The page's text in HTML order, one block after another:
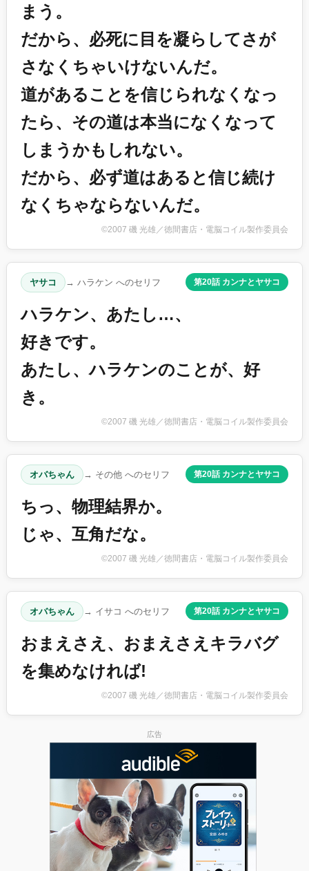
まう。
だから、必死に目を凝らしてさが
さなくちゃいけないんだ。
道があることを信じられなくなっ
たら、その道は本当になくなって
しまうかもしれない。
だから、必ず道はあると信じ続け
なくちゃならないんだ。
©2007 磯 光雄／徳間書店・電脳コイル製作委員会
ヤサコ → ハラケン へのセリフ 第20話 カンナとヤサコ
ハラケン、あたし…、
好きです。
あたし、ハラケンのことが、好
き。
©2007 磯 光雄／徳間書店・電脳コイル製作委員会
オバちゃん → その他 へのセリフ 第20話 カンナとヤサコ
ちっ、物理結界か。
じゃ、互角だな。
©2007 磯 光雄／徳間書店・電脳コイル製作委員会
オバちゃん → イサコ へのセリフ 第20話 カンナとヤサコ
おまえさえ、おまえさえキラバグ
を集めなければ!
©2007 磯 光雄／徳間書店・電脳コイル製作委員会
広告